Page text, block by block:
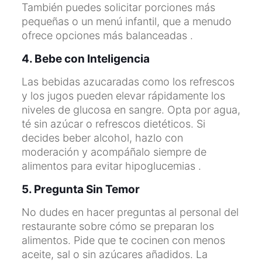
También puedes solicitar porciones más
pequeñas o un menú infantil, que a menudo
ofrece opciones más balanceadas .
4. Bebe con Inteligencia
Las bebidas azucaradas como los refrescos
y los jugos pueden elevar rápidamente los
niveles de glucosa en sangre. Opta por agua,
té sin azúcar o refrescos dietéticos. Si
decides beber alcohol, hazlo con
moderación y acompáñalo siempre de
alimentos para evitar hipoglucemias .
5. Pregunta Sin Temor
No dudes en hacer preguntas al personal del
restaurante sobre cómo se preparan los
alimentos. Pide que te cocinen con menos
aceite, sal o sin azúcares añadidos. La